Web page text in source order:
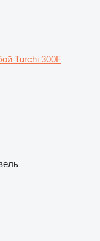
Turchi 300F